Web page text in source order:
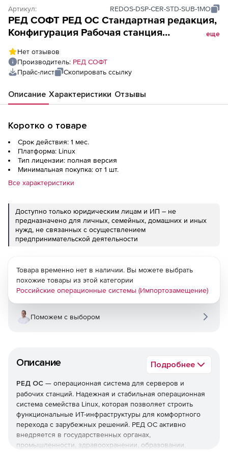
Артикул: REDOS-DSP-CER-STD-SUB-1MO
РЕД СОФТ РЕД ОС Стандартная редакция,
Конфигурация Рабочая станция
срока действия), Простая
(неисключительная) лицензия.
действия - 1 месяц
еще
Нет отзывов
Производитель: РЕД СОФТ
Прайс-лист
Скопировать ссылку
Описание Характеристики Отзывы
Коротко о товаре
Срок действия: 1 мес.
Платформа: Linux
Тип лицензии: полная версия
Минимальная покупка: от 1 шт.
Все характеристики
Доступно только юридическим лицам и ИП – не
предназначено для личных, семейных, домашних и иных
нужд, не связанных с осуществлением
предпринимательской деятельности
Описание Подробнее
РЕД ОС — операционная система для серверов и
рабочих станций. Надежная и стабильная операционная
система семейства Linux, которая позволяет строить
функциональные ИТ-инфраструктуры для комфортного
перехода с зарубежных решений. РЕД ОС активно
внедряется в государственных органах,
промышленности, здравоохранении, образовании,
Товара временно нет в наличии. Вы можете выбрать
похожие товары из этой категории
Российские операционные системы (Импортозамещение)
Поможем с выбором